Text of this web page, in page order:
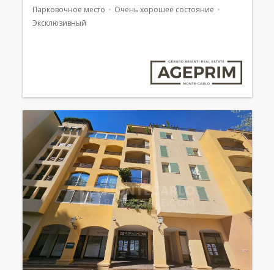
Парковочное место
Очень хорошее состояние
Эксклюзивный